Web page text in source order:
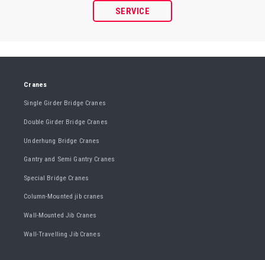
SERVICE
Cranes
Single Girder Bridge Cranes
Double Girder Bridge Cranes
Underhung Bridge Cranes
Gantry and Semi Gantry Cranes
Special Bridge Cranes
Column-Mounted jib cranes
Wall-Mounted Jib Cranes
Wall-Travelling Jib Cranes